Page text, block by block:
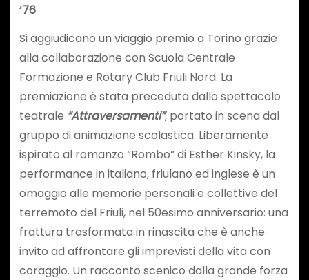
‘76
Si aggiudicano un viaggio premio a Torino grazie
alla collaborazione con Scuola Centrale
Formazione e Rotary Club Friuli Nord. La
premiazione è stata preceduta dallo spettacolo
teatrale “Attraversamenti”, portato in scena dal
gruppo di animazione scolastica. Liberamente
ispirato al romanzo “Rombo” di Esther Kinsky, la
performance in italiano, friulano ed inglese è un
omaggio alle memorie personali e collettive del
terremoto del Friuli, nel 50esimo anniversario: una
frattura trasformata in rinascita che è anche
invito ad affrontare gli imprevisti della vita con
coraggio. Un racconto scenico dalla grande forza